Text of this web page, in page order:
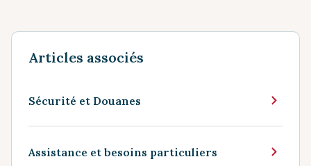
Articles associés
Sécurité et Douanes
Assistance et besoins particuliers